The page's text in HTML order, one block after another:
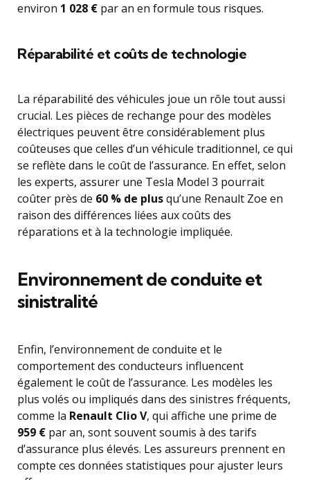
environ 1 028 € par an en formule tous risques.
Réparabilité et coûts de technologie
La réparabilité des véhicules joue un rôle tout aussi
crucial. Les pièces de rechange pour des modèles
électriques peuvent être considérablement plus
coûteuses que celles d’un véhicule traditionnel, ce qui
se reflète dans le coût de l’assurance. En effet, selon
les experts, assurer une Tesla Model 3 pourrait
coûter près de 60 % de plusqu’une Renault Zoe en
raison des différences liées aux coûts des
réparations et à la technologie impliquée.
Environnement de conduite et
sinistralité
Enfin, l’environnement de conduite et le
comportement des conducteurs influencent
également le coût de l’assurance. Les modèles les
plus volés ou impliqués dans des sinistres fréquents,
comme la Renault Clio V, qui affiche une prime de
959 € par an, sont souvent soumis à des tarifs
d’assurance plus élevés. Les assureurs prennent en
compte ces données statistiques pour ajuster leurs